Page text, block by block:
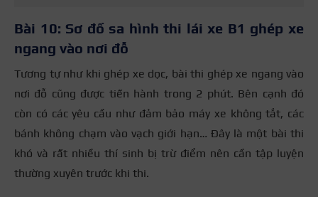
Bài 10: Sơ đồ sa hình thi lái xe B1 ghép xe
ngang vào nơi đỗ
Tương tự như khi ghép xe dọc, bài thi ghép xe ngang vào
nơi đỗ cũng được tiến hành trong 2 phút. Bên cạnh đó
còn có các yêu cầu như đảm bảo máy xe không tắt, các
bánh không chạm vào vạch giới hạn… Đây là một bài thi
khó và rất nhiều thí sinh bị trừ điểm nên cần tập luyện
thường xuyên trước khi thi.